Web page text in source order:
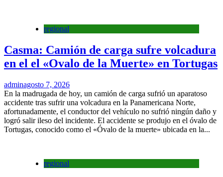
regional
Casma: Camión de carga sufre volcadura
en el el «Ovalo de la Muerte» en Tortugas
adminagosto 7, 2026
En la madrugada de hoy, un camión de carga sufrió un aparatoso
accidente tras sufrir una volcadura en la Panamericana Norte,
afortunadamente, el conductor del vehículo no sufrió ningún daño y
logró salir ileso del incidente. El accidente se produjo en el óvalo de
Tortugas, conocido como el «Óvalo de la muerte» ubicada en la...
regional